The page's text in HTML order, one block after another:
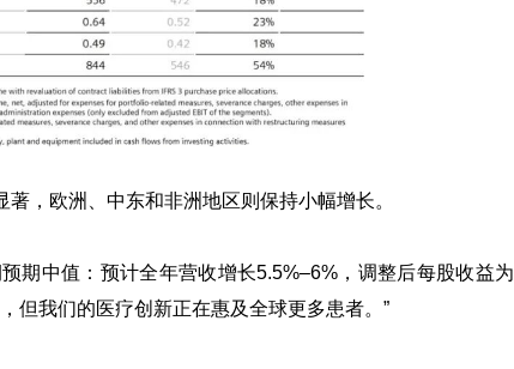
，欧洲、中东和非洲地区则保持小幅增长。
期中值：预计全年营收增长5.5%–6%，调整后每股收益为
但我们的医疗创新正在惠及全球更多患者。”